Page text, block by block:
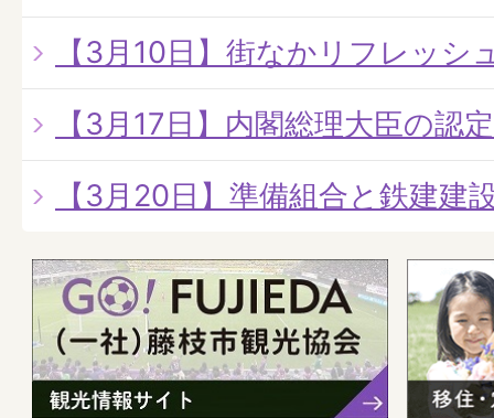
【3月10日】街なかリフレッシ
【3月17日】内閣総理大臣の認
【3月20日】準備組合と鉄建建